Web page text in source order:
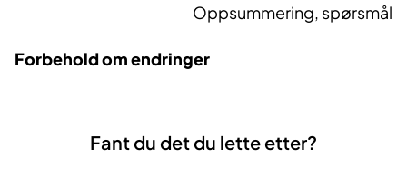
Oppsummering, spørsmål
Forbehold om endringer
Fant du det du lette etter?